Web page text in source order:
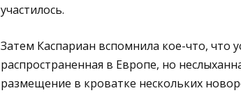
участилось.
Затем Каспариан вспомнила кое-что, что
распространенная в Европе, но
размещение в кроватке нескольких